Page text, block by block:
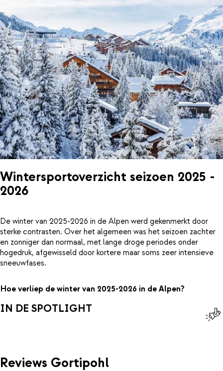
Wintersportoverzicht seizoen 2025 -
2026
De winter van 2025-2026 in de Alpen werd gekenmerkt door
sterke contrasten. Over het algemeen was het seizoen zachter
en zonniger dan normaal, met lange droge periodes onder
hogedruk, afgewisseld door kortere maar soms zeer intensieve
sneeuwfases.
Hoe verliep de winter van 2025-2026 in de Alpen?
IN DE SPOTLIGHT
Reviews Gortipohl